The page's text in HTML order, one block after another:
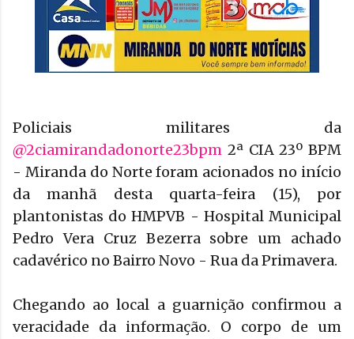
Policiais militares da
@2ciamirandadonorte23bpm 2ª CIA 23º BPM
- Miranda do Norte foram acionados no início
da manhã desta quarta-feira (15), por
plantonistas do HMPVB - Hospital Municipal
Pedro Vera Cruz Bezerra sobre um achado
cadavérico no Bairro Novo - Rua da Primavera.
Chegando ao local a guarnição confirmou a
veracidade da informação. O corpo de um